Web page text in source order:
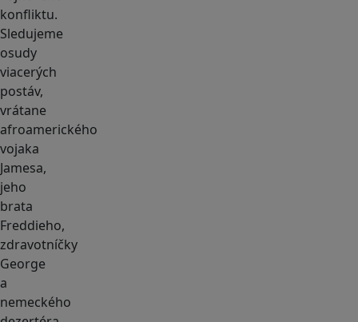
konfliktu.
Sledujeme
osudy
viacerých
postáv,
vrátane
afroamerického
vojaka
Jamesa,
jeho
brata
Freddieho,
zdravotníčky
George
a
nemeckého